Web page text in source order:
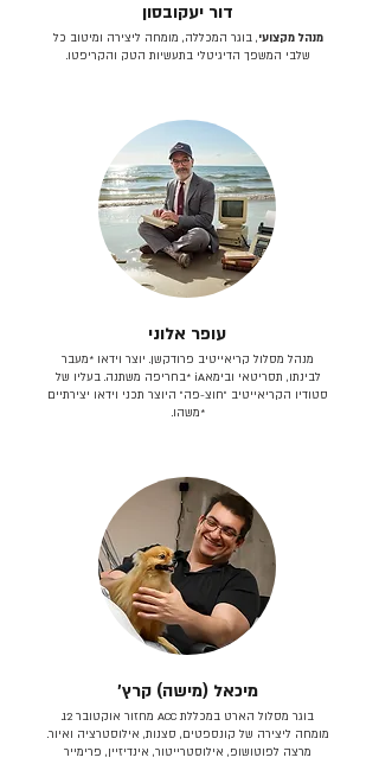
דור יעקובסון
מנהל מקצועי, בוגר המכללה, מומחה ליצירה ומיטוב כל
שלבי המשפך הדיגיטלי בתעשיות הטק והקריפטו.
עופר אלוני
מנהל מסלול קריאייטיב פרודקשן. יוצר וידאו *מעבר
לבינתו, תסריטאי וב​ימאiA‎ *בחריפה משתנה. בעליו של
סטודיו הקריאייטיב ״חוצ-פה״ היוצר תכני וידאו יצירתיים
*משהו.
מיכאל (מישה) קרץ׳
בוגר מסלול הארט במכללת ACC מחזור אוקטובר 12.
מומחה ליצירה של קונספטים, סצנות, אילוסטרציה ואיור.
מרצה לפוטושופ, אילוסטרייטור, אינדיזיין, פרימייר